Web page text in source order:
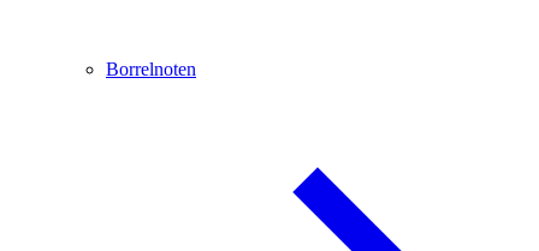
Borrelnoten